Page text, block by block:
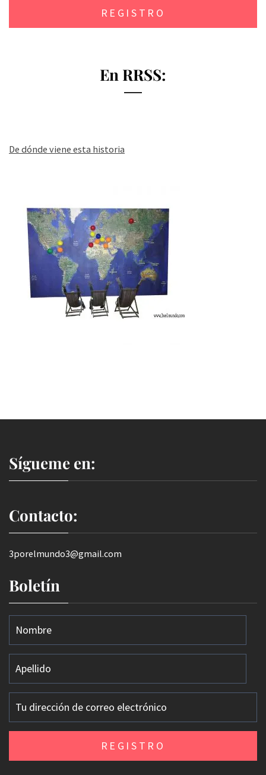
En RRSS:
De dónde viene esta historia
Sígueme en:
Contacto:
3porelmundo3@gmail.com
Boletín